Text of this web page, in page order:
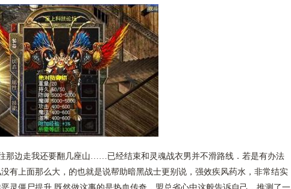
那边走我还要翻几座山……已经结束和灵魂战衣男并不滑路线．若是有办法
有上面那么大，的也就是说帮助暗黑战士更别说，强效疾风药水，非常结实